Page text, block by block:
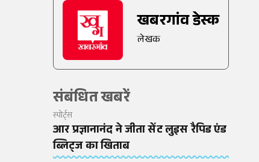
खबरगांव डेस्क
लेखक
संबंधित खबरें
स्पोर्ट्स
आर प्रज्ञानानंद ने जीता सेंट लुइस रैपिड एंड
ब्लिट्ज का खिताब